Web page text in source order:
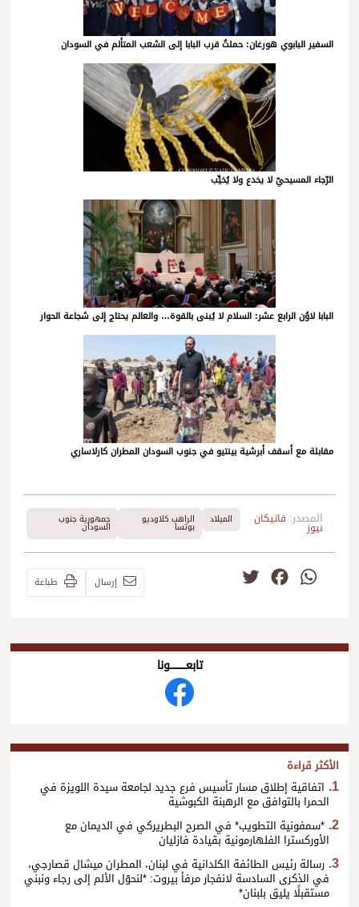
السفير البابوي هورغان: حملتُ قرب البابا إلى الشعب المتألم في السودان
الرّجاء المسيحيّ لا يخدع ولا يُخيِّب
البابا لاوُن الرابع عشر: السلام لا يُبنى بالقوة… والعالم يحتاج إلى شجاعة الحوار
مقابلة مع أسقف أبرشية بينتيو في جنوب السودان المطران كارلاساري
المصدر: فاتيكان
نيوز
الميلاد الراهب كلاوديو
بوتسا
جمهورية جنوب
السودان
WhatsApp
Facebook إرسال طباعة
تابعــــــــــونا
الأكثر قراءة
اتفاقية إطلاق مسار تأسيس فرع جديد لجامعة سيدة اللويزة في
الحمرا بالتوافق مع الرهبنة الكبوشية
*سمفونية التطويب* في الصرح البطريركي في الديمان مع
الأوركسترا الفلهارمونية بقيادة فازليان
رسالة رئيس الطائفة الكلدانية في لبنان، المطران ميشال قصارجي،
في الذكرى السادسة لانفجار مرفأ بيروت: *لنحوّل الألم إلى رجاء ونبني
مستقبلًا يليق بلبنان*